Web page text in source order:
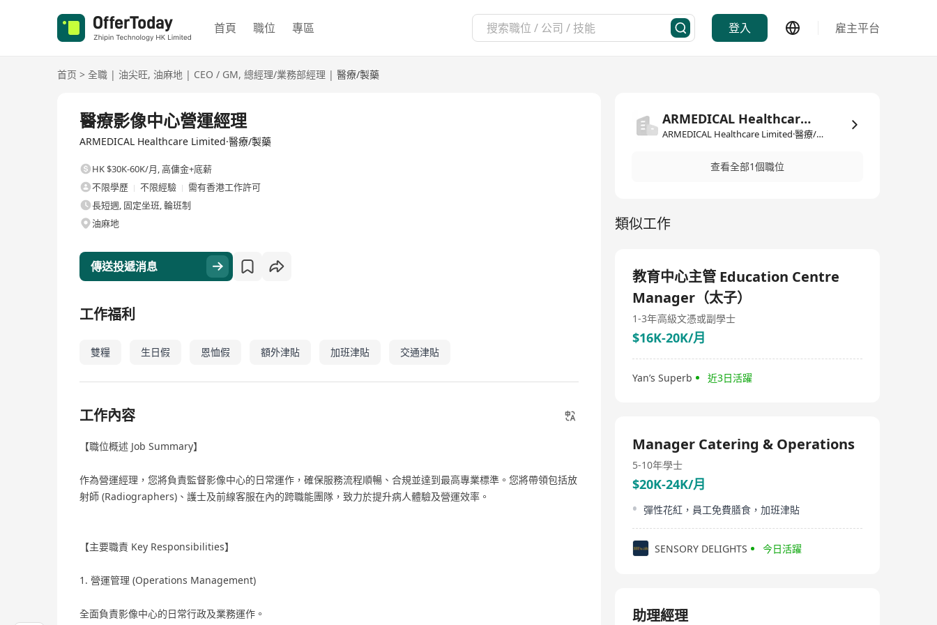
首頁 職位 專區 登入 雇主平台
首页 > 全職 | 油尖旺, 油麻地 | CEO / GM, 總經理/業務部經理 | 醫療/製藥
醫療影像中心營運經理
ARMEDICAL Healthcare Limited·醫療/製藥
HK $30K-60K/月,高傭金+底薪
不限學歷
不限經驗
需有香港工作許可
長短週, 固定坐班, 輪班制
油麻地
傳送投遞消息
工作福利
雙糧 生日假 恩恤假 額外津貼 加班津貼 交通津貼
工作內容
【職位概述 Job Summary】
作為營運經理，您將負責監督影像中心的日常運作，確保服務流程順暢、合規並達到最高專業標準。您將帶領包括放
射師 (Radiographers)、護士及前線客服在內的跨職能團隊，致力於提升病人體驗及營運效率。
【主要職責 Key Responsibilities】
1. 營運管理 (Operations Management)
全面負責影像中心的日常行政及業務運作。
ARMEDICAL Healthcare Limited
ARMEDICAL Healthcare Limited·醫療/製藥
查看全部1個職位
類似工作
教育中心主管 Education Centre
Manager（太子）
1-3年高級文憑或副學士
$16K-20K/月
Yan’s Superb 近3日活躍
Manager Catering & Operations
5-10年學士
$20K-24K/月
彈性花紅，員工免費膳食，加班津貼
SENSORY DELIGHTS 今日活躍
助理經理